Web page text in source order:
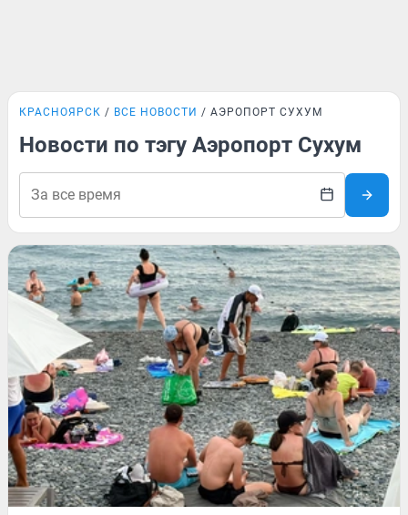
КРАСНОЯРСК ВСЕ НОВОСТИ АЭРОПОРТ СУХУМ
Новости по тэгу Аэропорт Сухум